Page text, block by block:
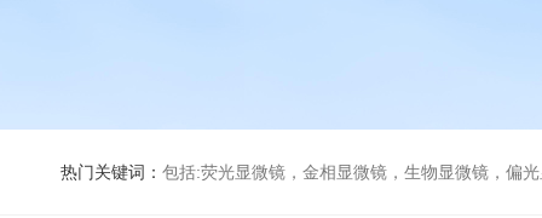
热门关键词： 包括:荧光显微镜，金相显微镜，生物显微镜，偏